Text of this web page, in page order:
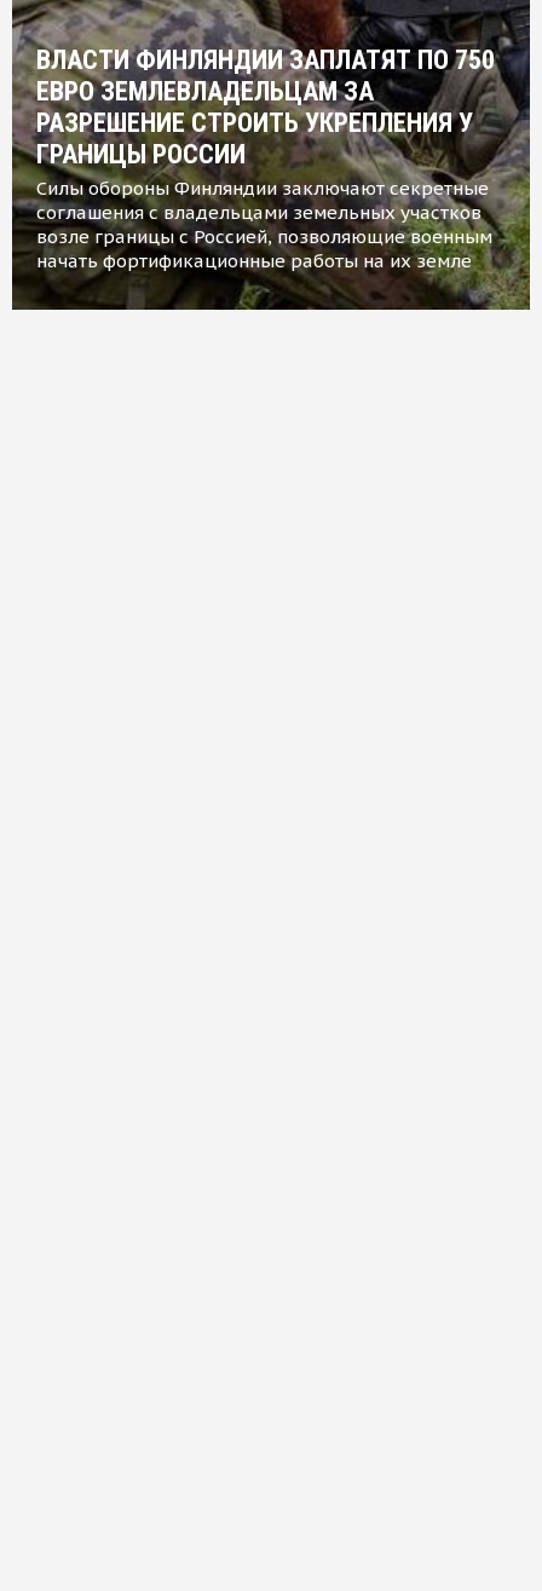
ВЛАСТИ ФИНЛЯНДИИ ЗАПЛАТЯТ ПО 750
ЕВРО ЗЕМЛЕВЛАДЕЛЬЦАМ ЗА
РАЗРЕШЕНИЕ СТРОИТЬ УКРЕПЛЕНИЯ У
ГРАНИЦЫ РОССИИ
Силы обороны Финляндии заключают секретные
соглашения с владельцами земельных участков
возле границы с Россией, позволяющие военным
начать фортификационные работы на их земле